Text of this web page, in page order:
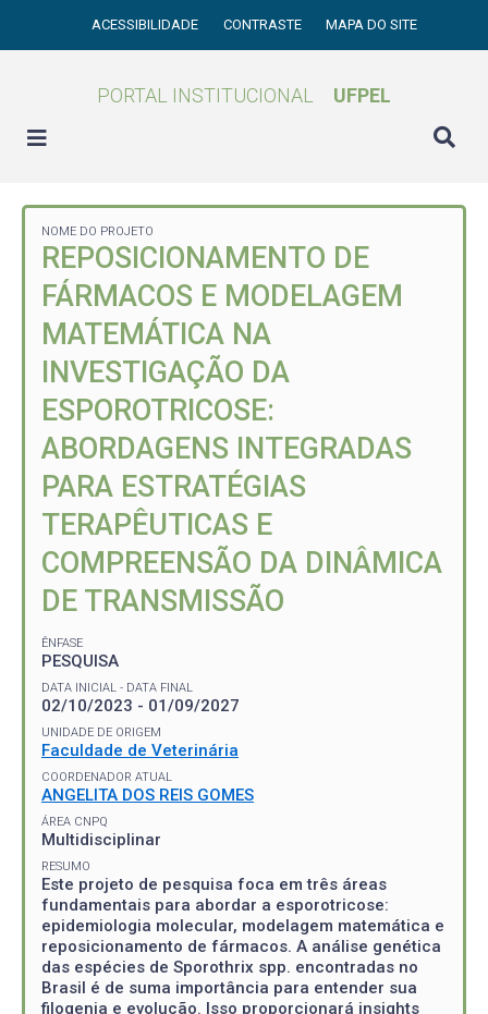
ACESSIBILIDADE CONTRASTE MAPA DO SITE
PORTAL INSTITUCIONAL UFPEL
NOME DO PROJETO
REPOSICIONAMENTO DE
FÁRMACOS E MODELAGEM
MATEMÁTICA NA
INVESTIGAÇÃO DA
ESPOROTRICOSE:
ABORDAGENS INTEGRADAS
PARA ESTRATÉGIAS
TERAPÊUTICAS E
COMPREENSÃO DA DINÂMICA
DE TRANSMISSÃO
ÊNFASE
PESQUISA
DATA INICIAL - DATA FINAL
02/10/2023 - 01/09/2027
UNIDADE DE ORIGEM
Faculdade de Veterinária
COORDENADOR ATUAL
ANGELITA DOS REIS GOMES
ÁREA CNPQ
Multidisciplinar
RESUMO
Este projeto de pesquisa foca em três áreas
fundamentais para abordar a esporotricose:
epidemiologia molecular, modelagem matemática e
reposicionamento de fármacos. A análise genética
das espécies de Sporothrix spp. encontradas no
Brasil é de suma importância para entender sua
filogenia e evolução. Isso proporcionará insights